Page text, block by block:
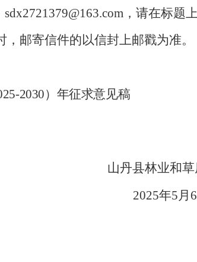
sdx2721379@163.com，请在标题
，邮寄信件的以信封上邮戳为准。
2030）年征求意见稿
县林业和草原
2025年5月 6